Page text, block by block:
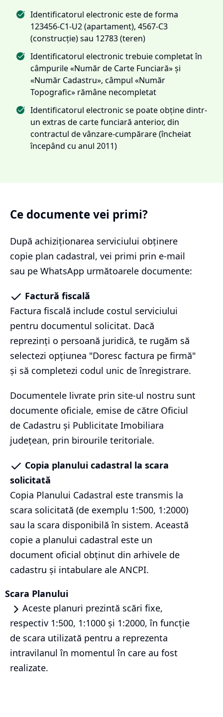
Identificatorul electronic este de forma
123456-C1-U2 (apartament), 4567-C3
(construcție) sau 12783 (teren)
Identificatorul electronic trebuie completat în
câmpurile «Număr de Carte Funciară» și
«Număr Cadastru», câmpul «Număr
Topografic» rămâne necompletat
Identificatorul electronic se poate obține dintr-
un extras de carte funciară anterior, din
contractul de vânzare-cumpărare (încheiat
începând cu anul 2011)
Ce documente vei primi?
După achiziționarea serviciului obținere
copie plan cadastral, vei primi prin e-mail
sau pe WhatsApp următoarele documente:
Factură fiscală
Factura fiscală include costul serviciului
pentru documentul solicitat. Dacă
reprezinți o persoană juridică, te rugăm să
selectezi opțiunea "Doresc factura pe firmă"
și să completezi codul unic de înregistrare.
Documentele livrate prin site-ul nostru sunt
documente oficiale, emise de către Oficiul
de Cadastru și Publicitate Imobiliara
județean, prin birourile teritoriale.
Copia planului cadastral la scara
solicitată
Copia Planului Cadastral este transmis la
scara solicitată (de exemplu 1:500, 1:2000)
sau la scara disponibilă în sistem. Această
copie a planului cadastral este un
document oficial obținut din arhivele de
cadastru și intabulare ale ANCPI.
Scara Planului
Aceste planuri prezintă scări fixe,
respectiv 1:500, 1:1000 și 1:2000, în funcție
de scara utilizată pentru a reprezenta
intravilanul în momentul în care au fost
realizate.